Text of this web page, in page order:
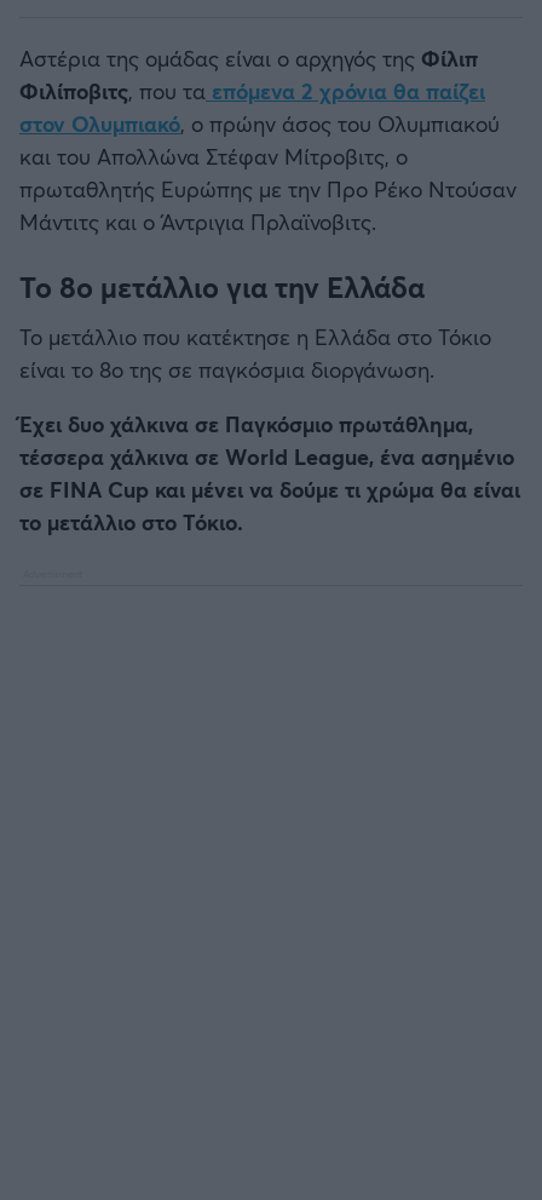
Αστέρια της ομάδας είναι ο αρχηγός της Φίλιπ
Φιλίποβιτς, που τα επόμενα 2 χρόνια θα παίζει
στον Ολυμπιακό, ο πρώην άσος του Ολυμπιακού
και του Απολλώνα Στέφαν Μίτροβιτς, ο
πρωταθλητής Ευρώπης με την Προ Ρέκο Ντούσαν
Μάντιτς και ο Άντριγια Πρλαϊνοβιτς.
Το 8ο μετάλλιο για την Ελλάδα
Το μετάλλιο που κατέκτησε η Ελλάδα στο Τόκιο
είναι το 8ο της σε παγκόσμια διοργάνωση.
Έχει δυο χάλκινα σε Παγκόσμιο πρωτάθλημα,
τέσσερα χάλκινα σε World League, ένα ασημένιο
σε FINA Cup και μένει να δούμε τι χρώμα θα είναι
το μετάλλιο στο Τόκιο.